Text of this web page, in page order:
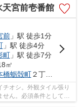
宮前壱番館
前」駅 徒歩1分
」駅 徒歩4分
町」駅 徒歩7分
㎡
橋蛎殻町２丁目5-12
チオシ。外観タイル張り
せん。必須条件として挙